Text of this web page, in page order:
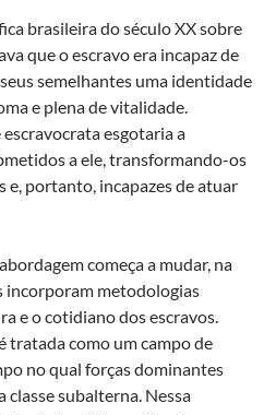
brasileira do século XX sobre
que o escravo era incapaz de
semelhantes uma identidade
e plena de vitalidade.
escravocrata esgotaria a
a ele, transformando-os
e, portanto, incapazes de atuar
começa a mudar, na
incorporam metodologias
e o cotidiano dos escravos.
tratada como um campo de
no qual forças dominantes
classe subalterna. Nessa